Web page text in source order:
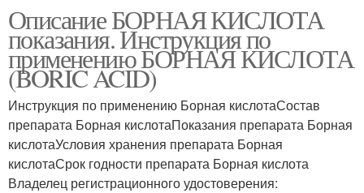
Описание БОРНАЯ КИСЛОТА
показания. Инструкция по
применению БОРНАЯ КИСЛОТА
(BORIC ACID)
Инструкция по применению Борная кислотаСостав
препарата Борная кислотаПоказания препарата Борная
кислотаУсловия хранения препарата Борная
кислотаСрок годности препарата Борная кислота
Владелец регистрационного удостоверения: